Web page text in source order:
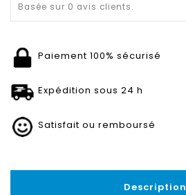
Basée sur 0 avis clients.
Paiement 100% sécurisé
Expédition sous 24 h
Satisfait ou remboursé
Description